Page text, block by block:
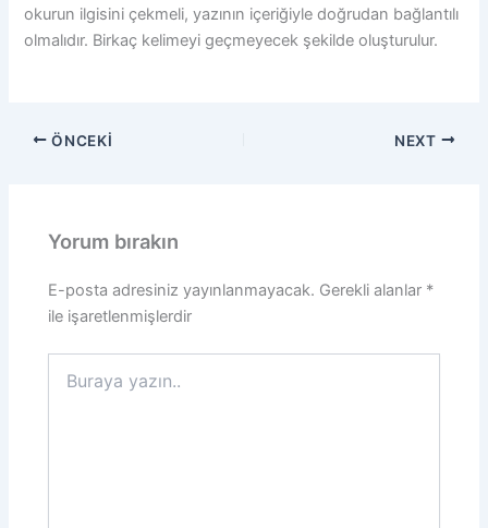
okurun ilgisini çekmeli, yazının içeriğiyle doğrudan bağlantılı
olmalıdır. Birkaç kelimeyi geçmeyecek şekilde oluşturulur.
ÖNCEKI NEXT
Yorum bırakın
E-posta adresiniz yayınlanmayacak. Gerekli alanlar *
ile işaretlenmişlerdir
yazın..